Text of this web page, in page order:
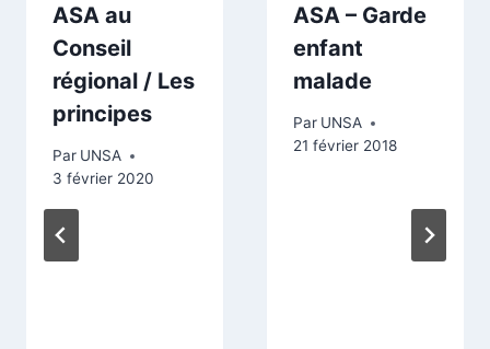
ASA au
Conseil
régional / Les
principes
Par UNSA
3 février 2020
ASA – Garde
enfant
malade
Par UNSA
21 février 2018